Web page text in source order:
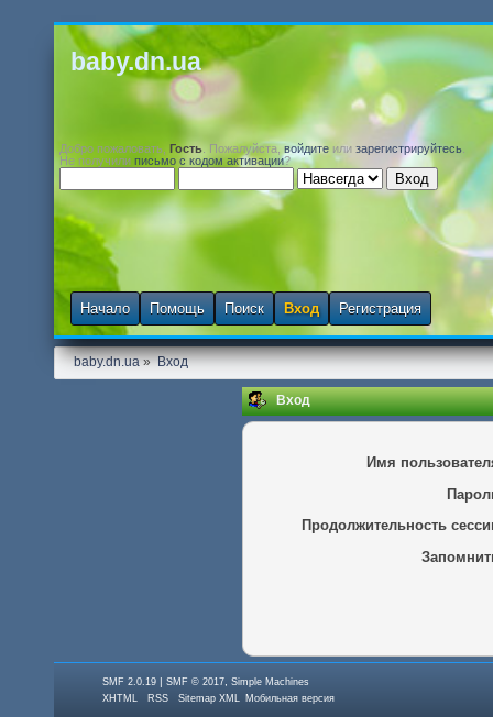
baby.dn.ua
Добро пожаловать, Гость . Пожалуйста,войдите или зарегистрируйтесь
Не получили письмо с кодом активации?
Начало Помощь Поиск Вход Регистрация
baby.dn.ua» Вход
Вход
Имя
Продолжительность
SMF 2.0.19 |SMF © 2017 ,Simple Machines
XHTML
RSS Sitemap XML Мобильная версия